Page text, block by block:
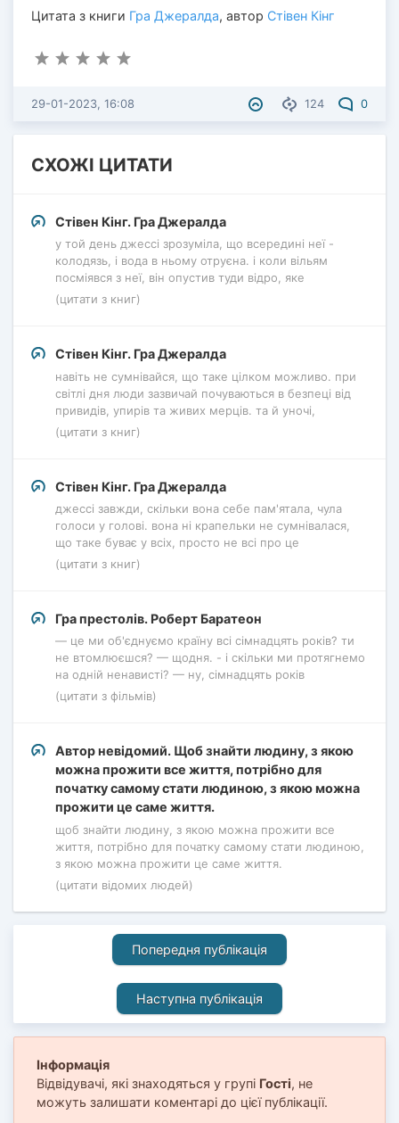
Цитата з книги Гра Джералда, автор Стівен Кінг
124 0
29-01-2023, 16:08
СХОЖІ ЦИТАТИ
Стівен Кінг. Гра Джералда
у той день джессі зрозуміла, що всередині неї -
колодязь, і вода в ньому отруєна. і коли вільям
посміявся з неї, він опустив туди відро, яке
(цитати з книг)
Стівен Кінг. Гра Джералда
навіть не сумнівайся, що таке цілком можливо. при
світлі дня люди зазвичай почуваються в безпеці від
привидів, упирів та живих мерців. та й уночі,
(цитати з книг)
Стівен Кінг. Гра Джералда
джессі завжди, скільки вона себе пам'ятала, чула
голоси у голові. вона ні крапельки не сумнівалася,
що таке буває у всіх, просто не всі про це
(цитати з книг)
Гра престолів. Роберт Баратеон
— це ми об'єднуємо країну всі сімнадцять років? ти
не втомлюєшся? — щодня. - і скільки ми протягнемо
на одній ненависті? — ну, сімнадцять років
(цитати з фільмів)
Автор невідомий. Щоб знайти людину, з якою
можна прожити все життя, потрібно для
початку самому стати людиною, з якою можна
прожити це саме життя.
щоб знайти людину, з якою можна прожити все
життя, потрібно для початку самому стати людиною,
з якою можна прожити це саме життя.
(цитати відомих людей)
Попередня публікація
Наступна публікація
Інформація
Відвідувачі, які знаходяться у групі Гості, не
можуть залишати коментарі до цієї публікації.